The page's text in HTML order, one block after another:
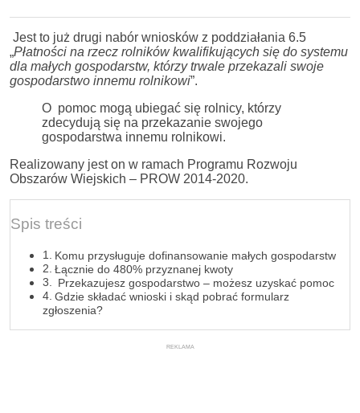
Jest to już drugi nabór wniosków z poddziałania 6.5
„Płatności na rzecz rolników kwalifikujących się do systemu
dla małych gospodarstw, którzy trwale przekazali swoje
gospodarstwo innemu rolnikowi”.
O pomoc mogą ubiegać się rolnicy, którzy
zdecydują się na przekazanie swojego
gospodarstwa innemu rolnikowi.
Realizowany jest on w ramach Programu Rozwoju
Obszarów Wiejskich – PROW 2014-2020.
Spis treści
Komu przysługuje dofinansowanie małych gospodarstw
Łącznie do 480% przyznanej kwoty
Przekazujesz gospodarstwo – możesz uzyskać pomoc
Gdzie składać wnioski i skąd pobrać formularz
zgłoszenia?
REKLAMA